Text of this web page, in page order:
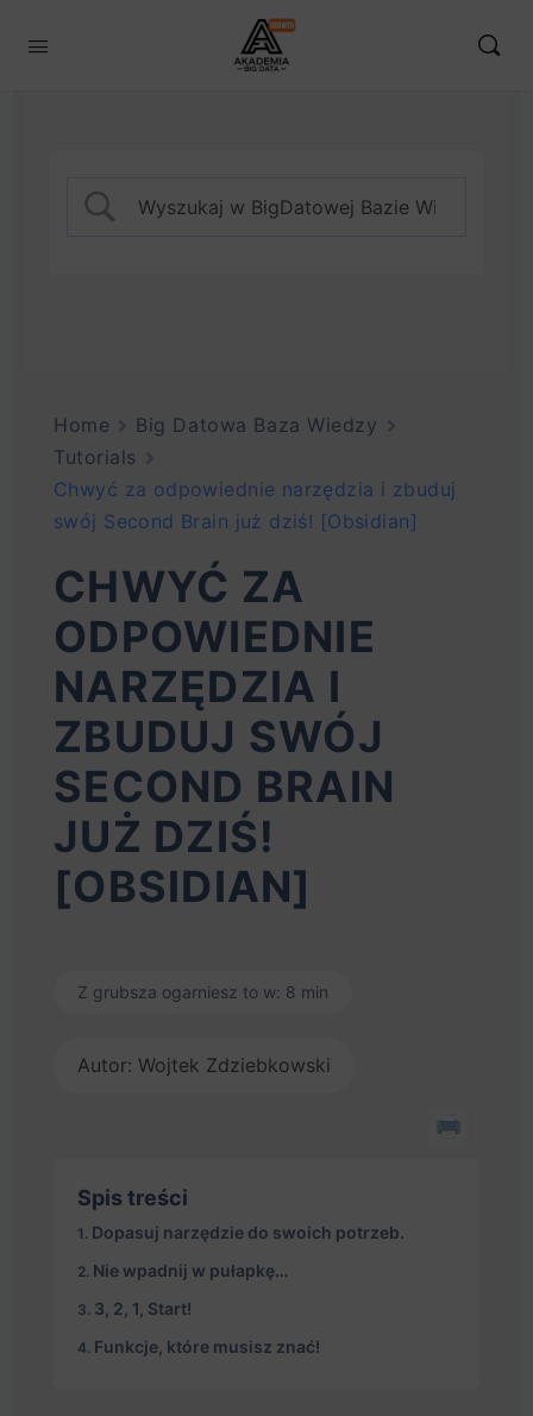
Home
Big Datowa Baza Wiedzy
Tutorials
Chwyć za odpowiednie narzędzia i zbuduj
swój Second Brain już dziś! [Obsidian]
CHWYĆ ZA
ODPOWIEDNIE
NARZĘDZIA I
ZBUDUJ SWÓJ
SECOND BRAIN
JUŻ DZIŚ!
[OBSIDIAN]
Z grubsza ogarniesz to w: 8 min
Autor: Wojtek Zdziebkowski
Spis treści
Dopasuj narzędzie do swoich potrzeb.
Nie wpadnij w pułapkę…
3, 2, 1, Start!
Funkcje, które musisz znać!